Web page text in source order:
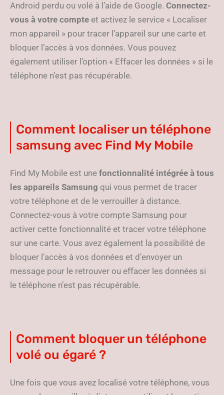
Android perdu ou volé à l’aide de Google. Connectez-
vous à votre compte et activez le service « Localiser
mon appareil » pour tracer l’appareil sur une carte et
bloquer l’accès à vos données. Vous pouvez
également utiliser l’option « Effacer les données » si le
téléphone n’est pas récupérable.
Comment localiser un téléphone
samsung avec Find My Mobile
Find My Mobile est une fonctionnalité intégrée à tous
les appareils Samsung qui vous permet de tracer
votre téléphone et de le verrouiller à distance.
Connectez-vous à votre compte Samsung pour
activer cette fonctionnalité et tracer votre téléphone
sur une carte. Vous avez également la possibilité de
bloquer l’accès à vos données et d’envoyer un
message pour le retrouver ou effacer les données si
le téléphone n’est pas récupérable.
Comment bloquer un téléphone
volé ou égaré ?
Une fois que vous avez localisé votre téléphone, vous